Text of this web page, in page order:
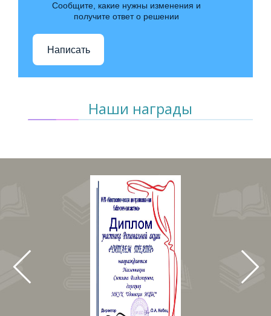
Сообщите, какие нужны изменения и
получите ответ о решении
Написать
Наши награды